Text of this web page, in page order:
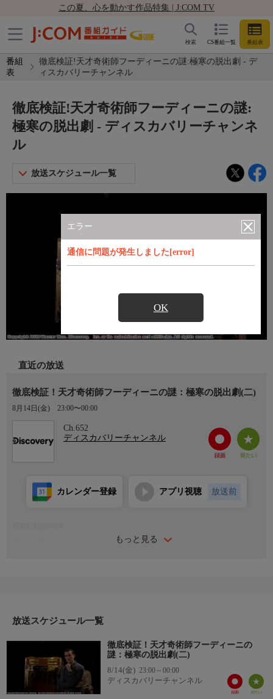
この夏、心を動かす作品特集 | J:COM TV
CS番組一覧 番組表
検索
番組
表
徹底検証!天才奇術師フーディーニの謎:極寒の脱出劇 - デ
ィスカバリーチャンネル
エラー
通信に問題が発生しました[error]
OK
徹底検証!天才奇術師フーディーニの謎:
極寒の脱出劇 - ディスカバリーチャンネ
ル
放送スケジュール一覧
直近の放送
徹底検証！天才奇術師フーディーニの謎：極寒の脱出劇(二)
8月14日(金) 23:00〜00:00
Ch.652
ディスカバリーチャンネル
もっと見る
カレンダー登録 アプリ視聴 放送前
ョージたちは護送車を作って検証。秘密は解き明かされるか？あ
放送スケジュール一覧
徹底検証！天才奇術師フーディーニの
謎：極寒の脱出劇(二)
8/14(金) 23:00～00:00
ディスカバリーチャンネル